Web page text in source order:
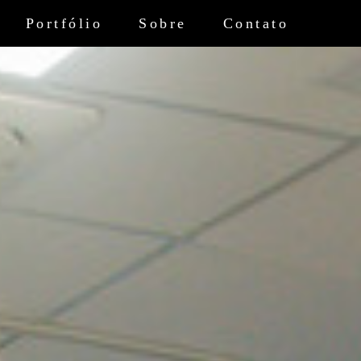
Portfólio Sobre Contato